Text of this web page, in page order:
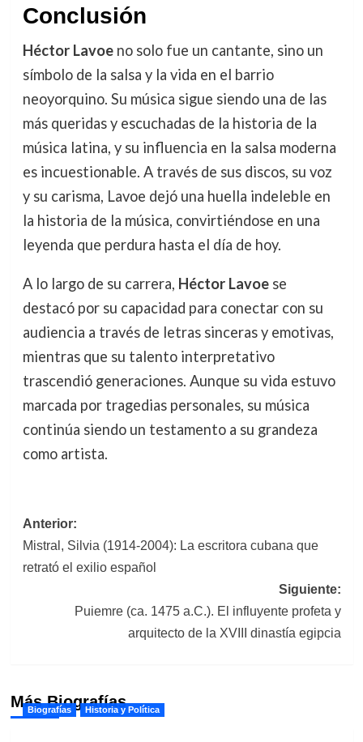
Conclusión
Héctor Lavoeno solo fue un cantante, sino un
símbolo de la salsa y la vida en el barrio
neoyorquino. Su música sigue siendo una de las
más queridas y escuchadas de la historia de la
música latina, y su influencia en la salsa moderna
es incuestionable. A través de sus discos, su voz
y su carisma, Lavoe dejó una huella indeleble en
la historia de la música, convirtiéndose en una
leyenda que perdura hasta el día de hoy.
A lo largo de su carrera, Héctor Lavoese
destacó por su capacidad para conectar con su
audiencia a través de letras sinceras y emotivas,
mientras que su talento interpretativo
trascendió generaciones. Aunque su vida estuvo
marcada por tragedias personales, su música
continúa siendo un testamento a su grandeza
como artista.
Navegación
de
Anterior:
Mistral, Silvia (1914-2004): La escritora cubana que
retrató el exilio español
Siguiente:
Puiemre (ca. 1475 a.C.). El influyente profeta y
arquitecto de la XVIII dinastía egipcia
Más Biografías
Biografías Historia y Política